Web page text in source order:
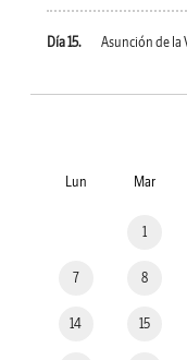
Día 15. Asunción de la
Lun Mar
1
7 8
14 15